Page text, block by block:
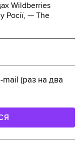
Wildberries
Росії, — The
mail (раз на два